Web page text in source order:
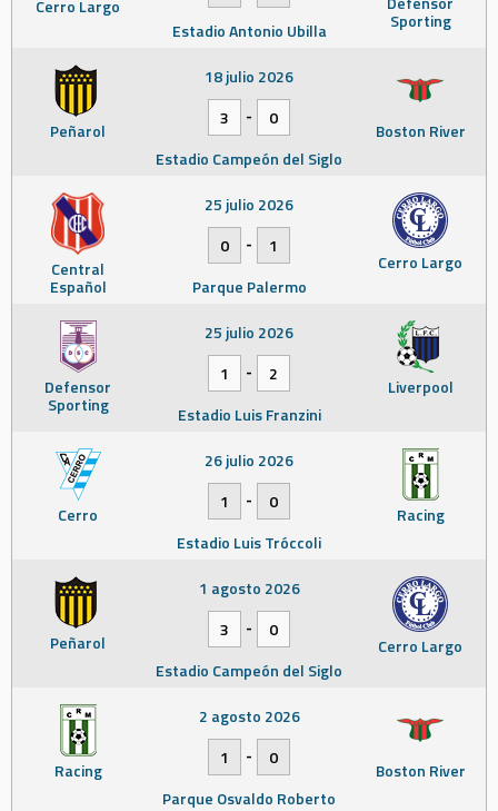
Cerro Largo
Sporting
Estadio Antonio Ubilla
Peñarol Boston River
18 julio 2026
3
-
0
Estadio Campeón del Siglo
Central
Español
Cerro Largo
25 julio 2026
0
-
1
Parque Palermo
Defensor
Sporting
Liverpool
25 julio 2026
1
-
2
Estadio Luis Franzini
Cerro Racing
26 julio 2026
1
-
0
Estadio Luis Tróccoli
Peñarol Cerro Largo
1 agosto 2026
3
-
0
Estadio Campeón del Siglo
Racing Boston River
2 agosto 2026
1
-
0
Parque Osvaldo Roberto